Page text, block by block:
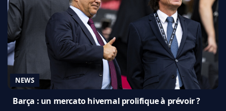
NEWS
Barça : un mercato hivernal prolifique à prévoir ?